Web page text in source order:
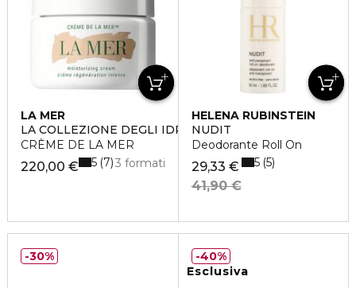
LA MER
LA COLLEZIONE DEGLI IDRATANTI
CRÈME DE LA MER
220,00 € 3 formati
5 7
HELENA RUBINSTEIN
NUDIT
Deodorante Roll On
29,33 €
41,90 €
5 5
30%
Esclusiva
40%